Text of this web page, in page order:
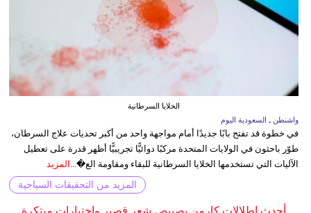
الخلايا السرطانية
واشنطن ـ السعودية اليوم
في خطوة قد تفتح بابًا جديدًا أمام مواجهة واحد من أكبر تحديات علاج السرطان،
طوّر باحثون في الولايات المتحدة مركبًا دوائيًّا تجريبيًّا أظهر قدرة على تعطيل
الآليات التي تستخدمها الخلايا السرطانية للبقاء ومقاومة الع�...
المزيد
المزيد من التحقيقات السياحية
أحدث إطلالات كارمن بصيبص شعر قصير واختيارات مبتكرة